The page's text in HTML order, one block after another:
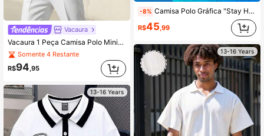
Vacaura
Vacaura 1 Peça Camisa Polo Minimalista e Elegante de Cor Sólida em Jacquard para Meninos Adolescentes, Tecido Confortável, Adequado para Múltiplas Estações e Ocasiões
Somente 4 Restante
R$94,95
13-16 Years
-8% Camisa Polo Gráfica "Stay Humble" para Adolescentes, Camiseta de Manga Curta com Gola Redonda, Tecido Macio e Confortável, Adequada para Volta às Aulas e Uso Diário no Verão
R$45 ,99
13-16 Years